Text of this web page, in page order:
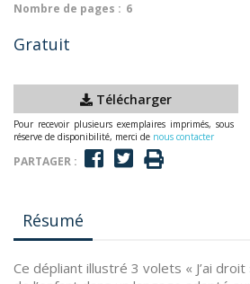
Nombre de pages : 6
Gratuit
Télécharger
Pour recevoir plusieurs exemplaires imprimés, sous
réserve de disponibilité, merci de nous contacter
PARTAGER :
Résumé
Ce dépliant illustré 3 volets « J’ai